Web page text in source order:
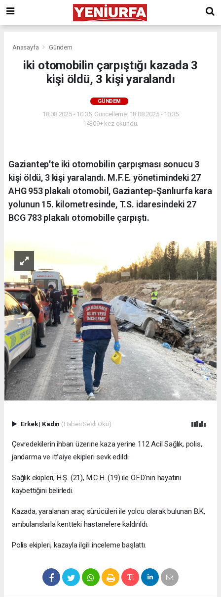
Anasayfa Gündem
iki otomobilin çarpıştığı kazada 3
kişi öldü, 3 kişi yaralandı
GÜNDEM
18.08.2025 - 10:35, Güncelleme: 18.08.2025 - 10:35
14309+ kez okundu.
Gaziantep'te iki otomobilin çarpışması sonucu 3
kişi öldü, 3 kişi yaralandı. M.F.E. yönetimindeki 27
AHG 953 plakalı otomobil, Gaziantep-Şanlıurfa kara
yolunun 15. kilometresinde, T.S. idaresindeki 27
BCG 783 plakalı otomobille çarpıştı.
Erkek| Kadın (Haberi Sesli Oku)
Çevredekilerin ihbarı üzerine kaza yerine 112 Acil Sağlık, polis,
jandarma ve itfaiye ekipleri sevk edildi.
Sağlık ekipleri, H.Ş. (21), M.C.H. (19) ile Ö.F.D'nin hayatını
kaybettiğini belirledi.
Kazada, yaralanan araç sürücüleri ile yolcu olarak bulunan B.K,
ambulanslarla kentteki hastanelere kaldırıldı.
Polis ekipleri, kazayla ilgili inceleme başlattı.